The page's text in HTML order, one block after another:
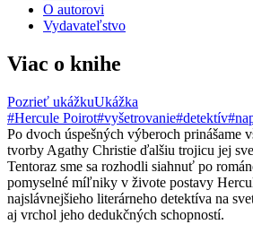
O autorovi
Vydavateľstvo
Viac o knihe
Pozrieť ukážkuUkážka
#Hercule Poirot#vyšetrovanie#detektív
Po dvoch úspešných výberoch prinášame
tvorby Agathy Christie ďalšiu trojicu jej
Tentoraz sme sa rozhodli siahnuť po
pomyselné míľniky v živote postavy
najslávnejšieho literárneho detektíva na
aj vrchol jeho dedukčných schopností.